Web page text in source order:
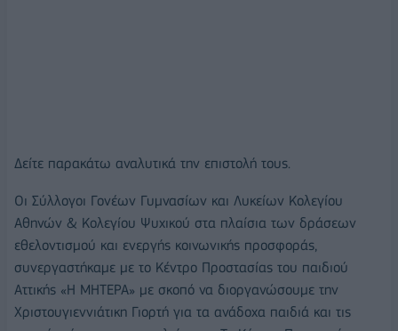
Δείτε παρακάτω αναλυτικά την επιστολή τους.
Οι Σύλλογοι Γονέων Γυμνασίων και Λυκείων Κολεγίου
Αθηνών & Kολεγίου Ψυχικού στα πλαίσια των δράσεων
εθελοντισμού και ενεργής κοινωνικής προσφοράς,
συνεργαστήκαμε με το Κέντρο Προστασίας του παιδιού
Αττικής «Η ΜΗΤΕΡΑ» με σκοπό να διοργανώσουμε την
Χριστουγιεννιάτικη Γιορτή για τα ανάδοχα παιδιά και τις